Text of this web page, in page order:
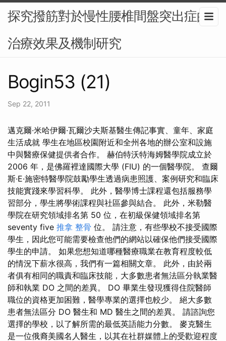
探究撥筋對於慢性腰椎間盤突出症的
治療效果及機制研究
Bogin53 (21)
Sep 22, 2011
邁克爾·米哈伊爾·瓦爾沙夫斯基醫生傳記事實、童年、家庭
生活成就 學生在地區校園附近和全州各地的辦公室和設施
中與醫療保健提供者合作。 赫伯特沃特海姆醫學院成立於
2006 年，是佛羅裡達國際大學 (FIU) 的一個醫學院。 查爾
斯·E·施密特醫學院鼓勵學生透過病患照護、案例研究和臨床
技能實踐來學習科學。 此外，醫學博士課程還包括服務學
習部分，學生將學術課程與社區參與結合。 此外，米勒醫
學院在研究領域排名第 50 位，在初級保健領域排名第
seventy five 推拿 整骨 位。 請注意，有些學校不接受國際
學生，因此您可能需要檢查他們的網站以確保他們接受國際
學生的申請。 如果您想知道哪種醫療職業在教育程度較低
的情況下薪水很高，我們有一篇相關文章。 此外，由於兩
者俱有相同的職責和臨床技能，大多數患者無法區分執業醫
師和執業 DO 之間的差異。 DO 畢業生發現獲得住院醫師
職位的資格更加困難，醫學專業的選擇也較少。 絕大多數
患者無法區分 DO 醫生和 MD 醫生之間的差異。 請諮詢您
選擇的學校，以了解所需的最低英語能力分數。 麥克醫生
是一位俄裔美國名人醫生，以其在社群媒體上的受歡迎程度